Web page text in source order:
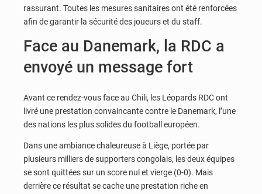
rassurant. Toutes les mesures sanitaires ont été renforcées
afin de garantir la sécurité des joueurs et du staff.
Face au Danemark, la RDC a
envoyé un message fort
Avant ce rendez-vous face au Chili, les Léopards RDC ont
livré une prestation convaincante contre le Danemark, l’une
des nations les plus solides du football européen.
Dans une ambiance chaleureuse à Liège, portée par
plusieurs milliers de supporters congolais, les deux équipes
se sont quittées sur un score nul et vierge (0-0). Mais
derrière ce résultat se cache une prestation riche en